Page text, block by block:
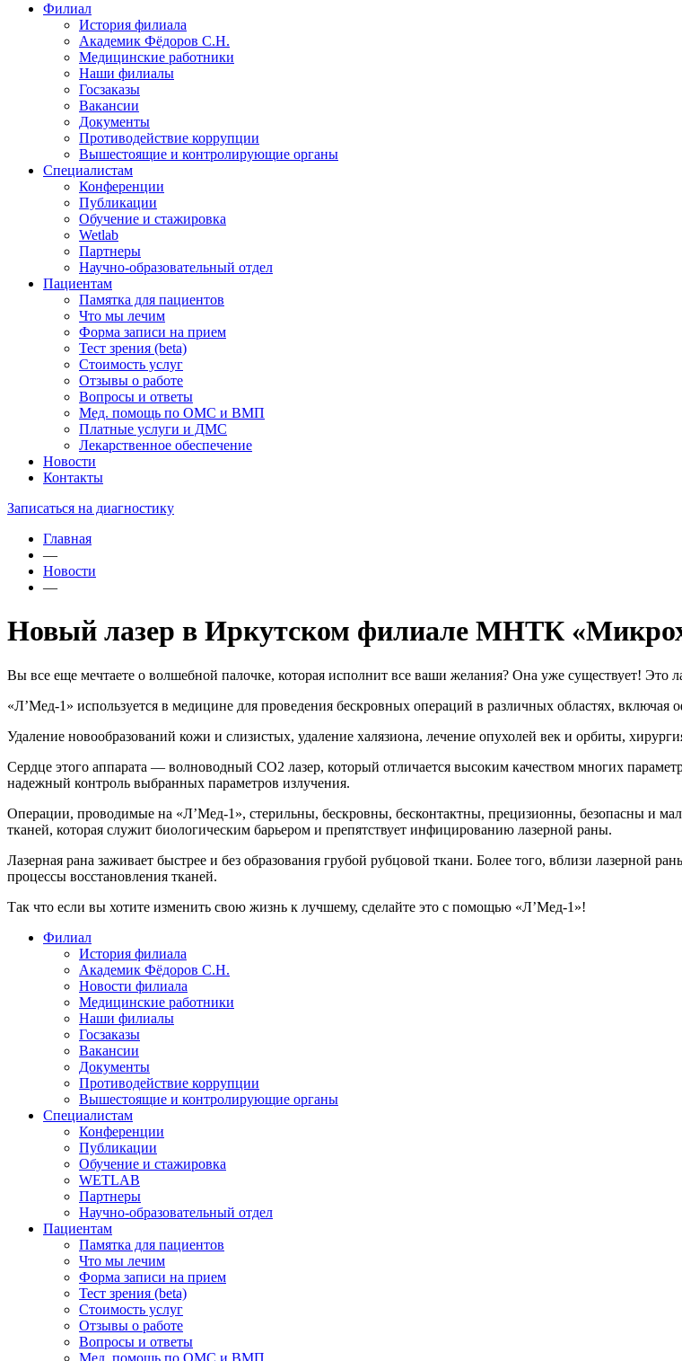
Филиал
История филиала
Академик Фёдоров С.Н.
Медицинские работники
Наши филиалы
Госзаказы
Вакансии
Документы
Противодействие коррупции
Вышестоящие и контролирующие органы
Специалистам
Конференции
Публикации
Обучение и стажировка
Wetlab
Партнеры
Научно-образовательный отдел
Пациентам
Памятка для пациентов
Что мы лечим
Форма записи на прием
Тест зрения (beta)
Стоимость услуг
Отзывы о работе
Вопросы и ответы
Мед. помощь по ОМС и ВМП
Платные услуги и ДМС
Лекарственное обеспечение
Новости
Контакты
Записаться на диагностику
Главная
—
Новости
—
Новый лазер в Иркутском филиале МНТК
Вы все еще мечтаете о волшебной палочке, которая исполнит все ваши желания? Она уже существует! Это
«Л’Мед-1» используется в медицине для проведения бескровных операций в различных областях, включая
Удаление новообразований кожи и слизистых, удаление халязиона, лечение опухолей век и орбиты,
Сердце этого аппарата — волноводный СО2 лазер, который отличается высоким качеством многих
надежный контроль выбранных параметров излучения.
Операции, проводимые на «Л’Мед-1», стерильны, бескровны, бесконтактны, прецизионны, безопасны и
тканей, которая служит биологическим барьером и препятствует инфицированию лазерной раны.
Лазерная рана заживает быстрее и без образования грубой рубцовой ткани. Более того, вблизи лазерной
процессы восстановления тканей.
Так что если вы хотите изменить свою жизнь к лучшему, сделайте это с помощью «Л’Мед-1»!
Филиал
История филиала
Академик Фёдоров С.Н.
Новости филиала
Медицинские работники
Наши филиалы
Госзаказы
Вакансии
Документы
Противодействие коррупции
Вышестоящие и контролирующие органы
Специалистам
Конференции
Публикации
Обучение и стажировка
WETLAB
Партнеры
Научно-образовательный отдел
Пациентам
Памятка для пациентов
Что мы лечим
Форма записи на прием
Тест зрения (beta)
Стоимость услуг
Отзывы о работе
Вопросы и ответы
Мед. помощь по ОМС и ВМП